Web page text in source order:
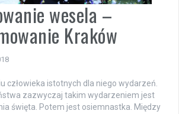
wesela –
Kraków
człowieka istotnych dla niego wydarzeń.
zazwyczaj takim wydarzeniem jest
święta. Potem jest osiemnastka. Między